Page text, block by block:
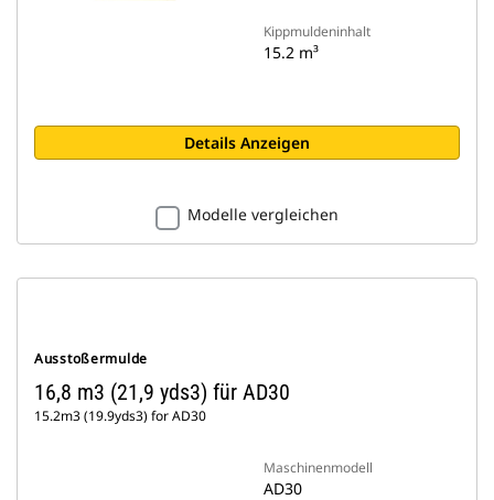
Kippmuldeninhalt
15.2 m³
Details Anzeigen
Modelle vergleichen
Ausstoßermulde
16,8 m3 (21,9 yds3) für AD30
15.2m3 (19.9yds3) for AD30
Maschinenmodell
AD30